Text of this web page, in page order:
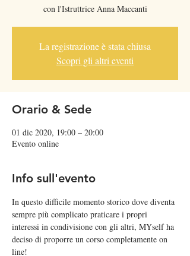
con l'Istruttrice Anna Maccanti
La registrazione è stata chiusa
Scopri gli altri eventi
Orario & Sede
01 dic 2020, 19:00 – 20:00
Evento online
Info sull'evento
In questo difficile momento storico dove diventa
sempre più complicato praticare i propri
interessi in condivisione con gli altri, MYself ha
deciso di proporre un corso completamente on
line!